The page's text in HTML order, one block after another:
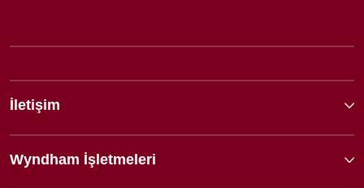
İletişim
Wyndham İşletmeleri